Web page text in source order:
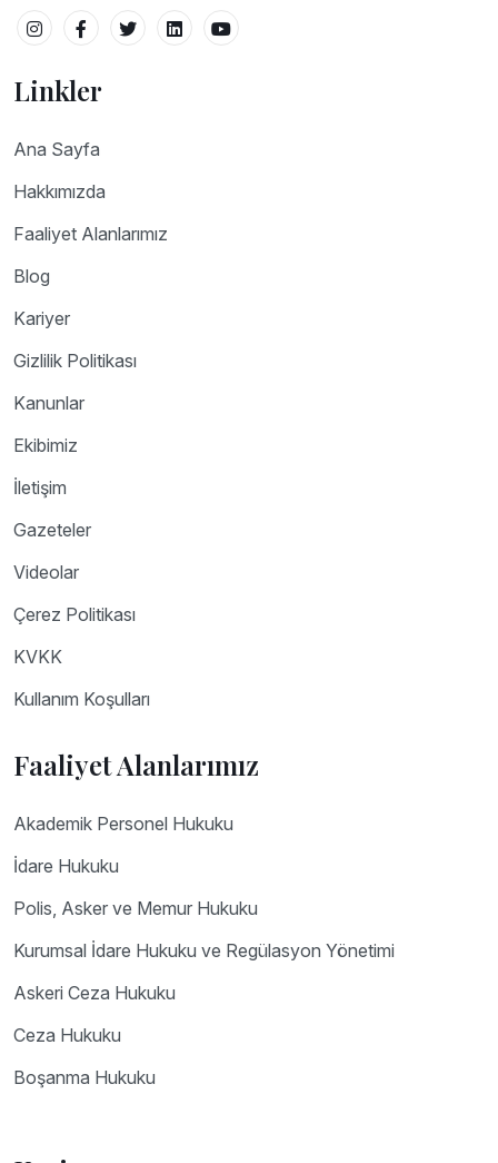
Linkler
Ana Sayfa
Hakkımızda
Faaliyet Alanlarımız
Blog
Kariyer
Gizlilik Politikası
Kanunlar
Ekibimiz
İletişim
Gazeteler
Videolar
Çerez Politikası
KVKK
Kullanım Koşulları
Faaliyet Alanlarımız
Akademik Personel Hukuku
İdare Hukuku
Polis, Asker ve Memur Hukuku
Kurumsal İdare Hukuku ve Regülasyon Yönetimi
Askeri Ceza Hukuku
Ceza Hukuku
Boşanma Hukuku